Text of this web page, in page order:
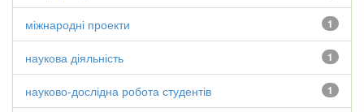
1
міжнародні проекти
1
наукова діяльність
1
науково-дослідна робота студентів